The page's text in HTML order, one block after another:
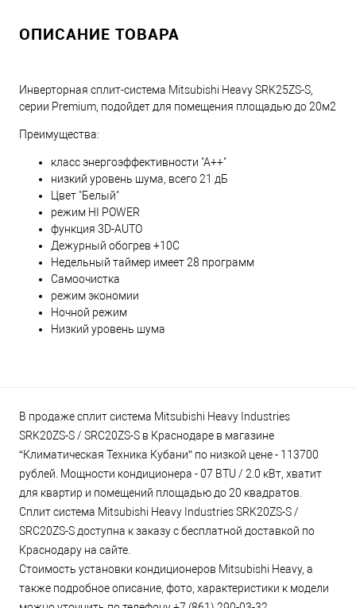
ОПИСАНИЕ ТОВАРА
Инверторная сплит-система Mitsubishi Heavy SRK25ZS-S,
серии Premium, подойдет для помещения площадью до 20м2
Преимущества:
класс энергоэффективности "А++"
низкий уровень шума, всего 21 дБ
Цвет "Белый"
режим HI POWER
функция 3D-AUTO
Дежурный обогрев +10С
Недельный таймер имеет 28 программ
Самоочистка
режим экономии
Ночной режим
Низкий уровень шума
В продаже сплит система Mitsubishi Heavy Industries
SRK20ZS-S / SRC20ZS-S в Краснодаре в магазине
“Климатическая Техника Кубани” по низкой цене - 113700
рублей. Мощности кондиционера - 07 BTU / 2.0 кВт, хватит
для квартир и помещений площадью до 20 квадратов.
Сплит система Mitsubishi Heavy Industries SRK20ZS-S /
SRC20ZS-S доступна к заказу с бесплатной доставкой по
Краснодару на сайте.
Стоимость установки кондиционеров Mitsubishi Heavy, а
также подробное описание, фото, характеристики к модели